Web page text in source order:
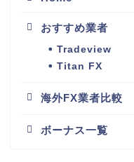
おすすめ業者
Tradeview
Titan FX
海外FX業者比較
ボーナス一覧